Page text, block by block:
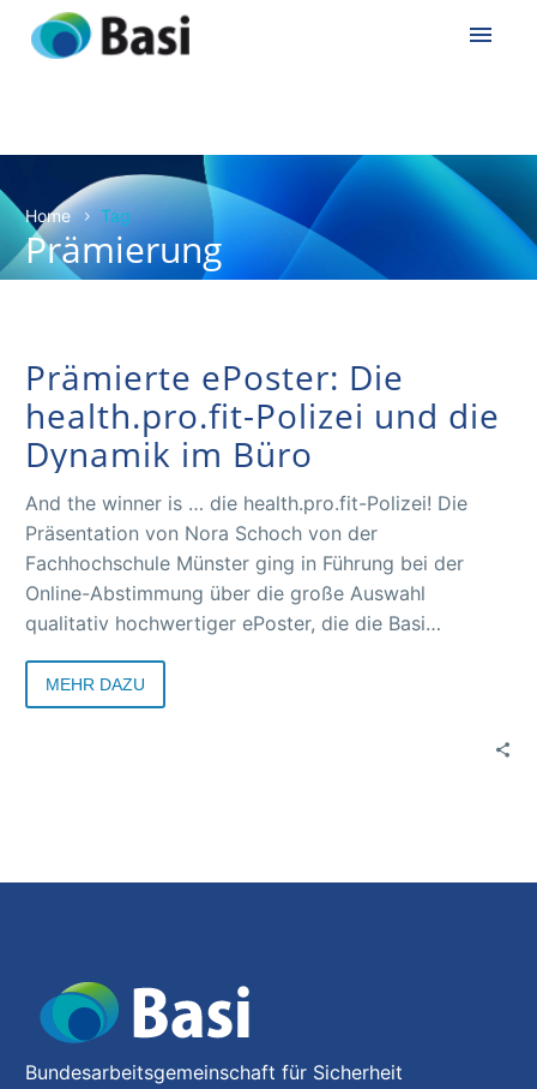
Home Tag
Prämierung
Prämierte ePoster: Die
health.pro.fit-Polizei und die
Dynamik im Büro
And the winner is … die health.pro.fit-Polizei! Die
Präsentation von Nora Schoch von der
Fachhochschule Münster ging in Führung bei der
Online-Abstimmung über die große Auswahl
qualitativ hochwertiger ePoster, die die Basi
vorgestellt hat. Drei Monate lang konnten die
Besucherinnen und Besucher der Basi-Website ihre
MEHR DAZU
Bundesarbeitsgemeinschaft für Sicherheit